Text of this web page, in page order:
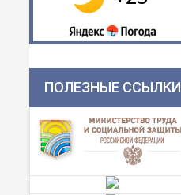
ПОЛЕЗНЫЕ ССЫЛКИ